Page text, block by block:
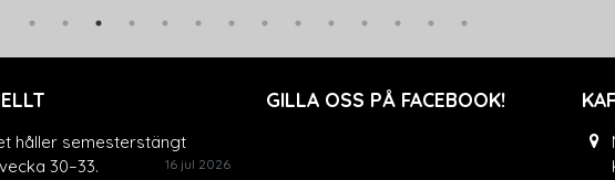
håller semesterstängt
30–33.
16 jul 2026
GILLA OSS PÅ FACEBOOK!